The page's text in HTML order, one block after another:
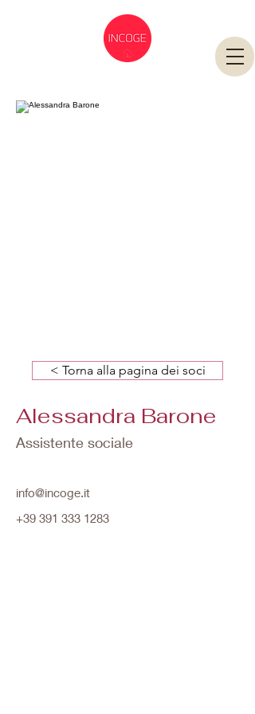
< Torna alla pagina dei soci
Alessandra Barone
Assistente sociale
info@incoge.it
+39 391 333 1283